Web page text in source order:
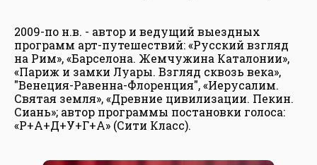
2009-по н.в. - автор и ведущий выездных
программ арт-путешествий: «Русский взгляд
на Рим», «Барселона. Жемчужина Каталонии»,
«Париж и замки Луары. Взгляд сквозь века»,
"Венеция-Равенна-Флоренция", «Иерусалим.
Святая земля», «Древние цивилизации. Пекин.
Сиань»; автор программы постановки голоса:
«Р+А+Д+У+Г+А» (Сити Класс).